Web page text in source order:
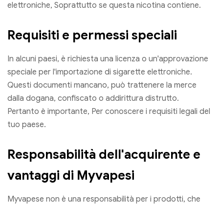
elettroniche, Soprattutto se questa nicotina contiene.
Requisiti e permessi speciali
In alcuni paesi, è richiesta una licenza o un'approvazione
speciale per l'importazione di sigarette elettroniche.
Questi documenti mancano, può trattenere la merce
dalla dogana, confiscato o addirittura distrutto.
Pertanto è importante, Per conoscere i requisiti legali del
tuo paese.
Responsabilità dell'acquirente e
vantaggi di Myvapesi
Myvapese non è una responsabilità per i prodotti, che